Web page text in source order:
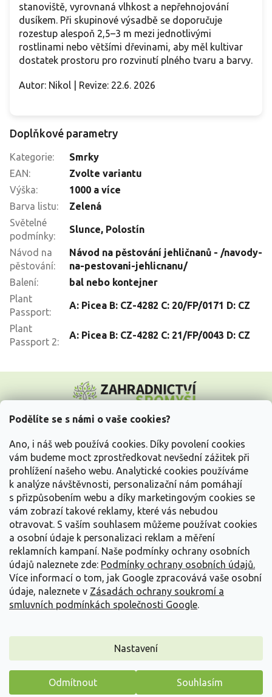
Podělíte se s námi o vaše cookies?
Ano, i náš web používá cookies. Díky povolení cookies
vám budeme moct zprostředkovat nevšední zážitek při
prohlížení našeho webu. Analytické cookies používáme
k analýze návštěvnosti, personalizační nám pomáhají
s přizpůsobením webu a díky marketingovým cookies se
vám zobrazí takové reklamy, které vás nebudou
otravovat. S vaším souhlasem můžeme používat cookies
a osobní údaje k personalizaci reklam a měření
reklamních kampaní. Naše podmínky ochrany osobních
údajů naleznete zde: Podmínky ochrany osobních údajů.
Více informací o tom, jak Google zpracovává vaše osobní
údaje, naleznete v Zásadách ochrany soukromí a
smluvních podmínkách společnosti Google.
Nastavení
Odmítnout Souhlasím
stanoviště, vyrovnaná vlhkost a nepřehnojování
dusíkem. Při skupinové výsadbě se doporučuje
rozestup alespoň 2,5–3 m mezi jednotlivými
rostlinami nebo většími dřevinami, aby měl kultivar
dostatek prostoru pro rozvinutí plného tvaru a barvy.
Autor: Nikol | Revize: 22.6. 2026
Doplňkové parametry
Kategorie:
Smrky
EAN:
Zvolte variantu
Výška:
1000 a více
Barva listu:
Zelená
Světelné
podmínky:
Slunce, Polostín
Návod na
pěstování:
Návod na pěstování jehličnanů - /navody-
na-pestovani-jehlicnanu/
Balení:
bal nebo kontejner
Plant
Passport:
A: Picea B: CZ-4282 C: 20/FP/0171 D: CZ
Plant
Passport 2:
A: Picea B: CZ-4282 C: 21/FP/0043 D: CZ
p
Vše o nákupu
Informace pro Vás
Kontakujte nás
Vytvořil Shoptet
Copyright 2026Zahradnictví Spomyšl. Všechna práva
vyhrazena.